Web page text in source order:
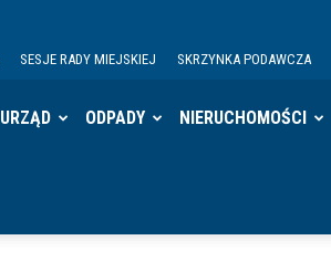
SESJE RADY MIEJSKIEJ SKRZYNKA PODAWCZA
URZĄD ODPADY NIERUCHOMOŚCI